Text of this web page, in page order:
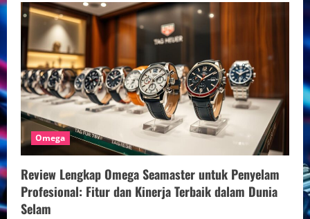
Omega
asli
dan
palsu
untuk
kolektor:
Panduan
Mengenali
Keaslian
Jam
Tangan
Omega
Omega
Review Lengkap Omega Seamaster untuk Penyelam
Profesional: Fitur dan Kinerja Terbaik dalam Dunia
Selam